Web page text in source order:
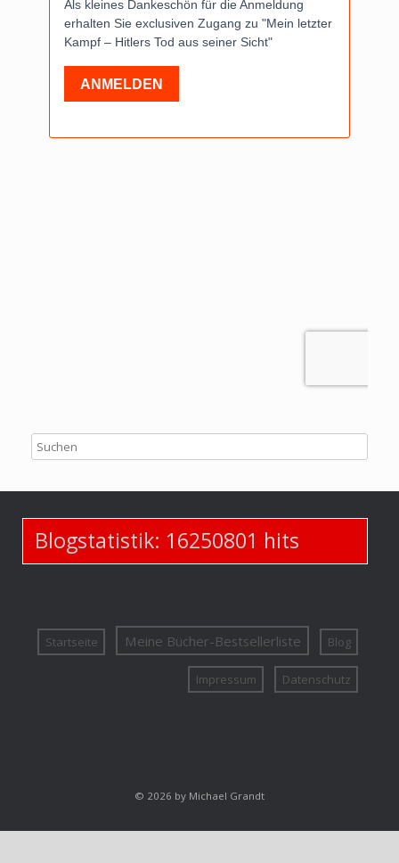
Blogstatistik: 16250801 hits
Startseite Meine Bücher-Bestsellerliste Blog
Impressum Datenschutz
© 2026 by Michael Grandt